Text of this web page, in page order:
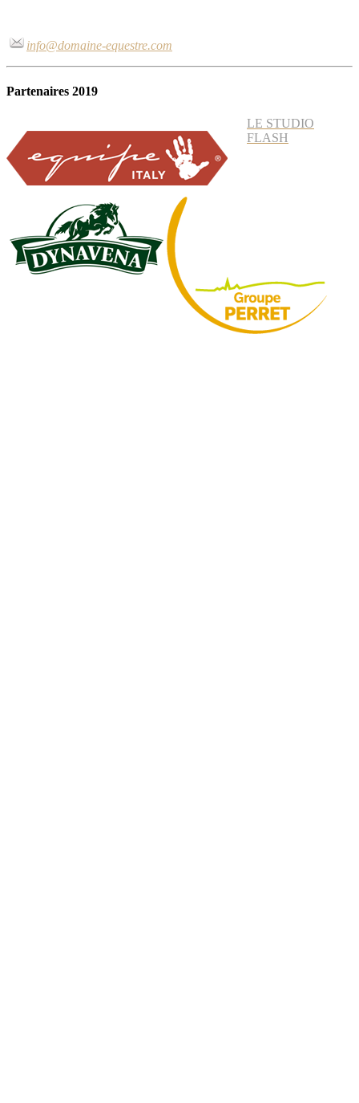
info@domaine-equestre.com
Partenaires 2019
LE STUDIO
FLASH